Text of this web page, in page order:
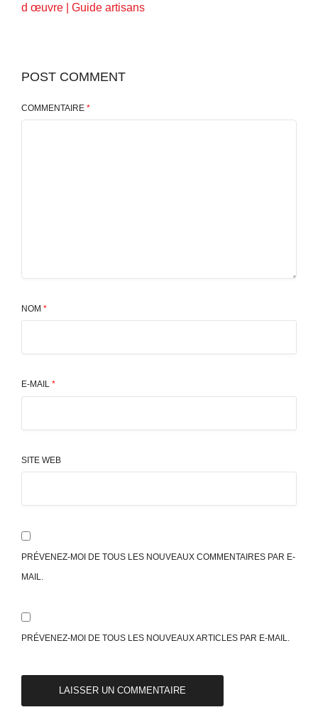
d œuvre | Guide artisans
POST COMMENT
COMMENTAIRE *
NOM *
E-MAIL *
SITE WEB
PRÉVENEZ-MOI DE TOUS LES NOUVEAUX COMMENTAIRES PAR E-
MAIL.
PRÉVENEZ-MOI DE TOUS LES NOUVEAUX ARTICLES PAR E-MAIL.